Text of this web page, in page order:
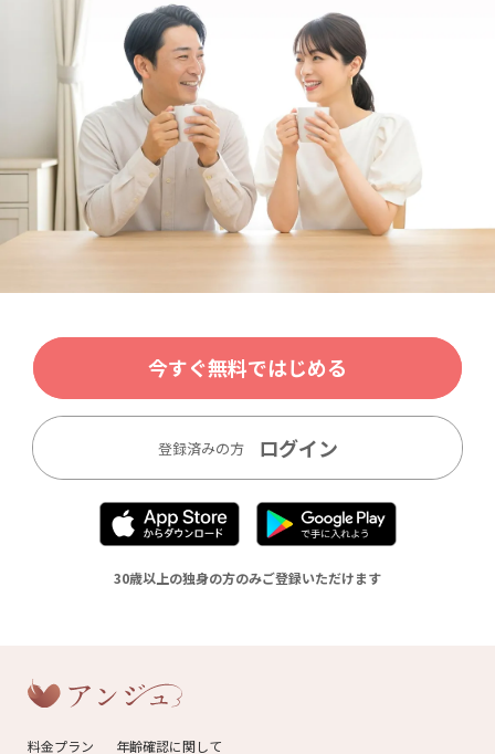
今すぐ無料ではじめる
登録済みの方 ログイン
30歳以上の独身の方のみご登録いただけます
料金プラン 年齢確認に関して